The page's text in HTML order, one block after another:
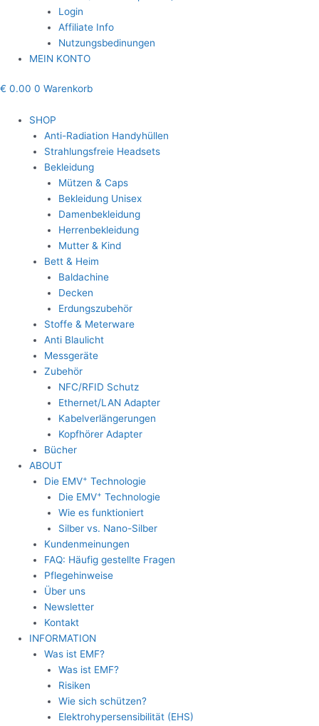
Login
Affiliate Info
Nutzungsbedinungen
MEIN KONTO
€ 0.00 0 Warenkorb
SHOP
Anti-Radiation Handyhüllen
Strahlungsfreie Headsets
Bekleidung
Mützen & Caps
Bekleidung Unisex
Damenbekleidung
Herrenbekleidung
Mutter & Kind
Bett & Heim
Baldachine
Decken
Erdungszubehör
Stoffe & Meterware
Anti Blaulicht
Messgeräte
Zubehör
NFC/RFID Schutz
Ethernet/LAN Adapter
Kabelverlängerungen
Kopfhörer Adapter
Bücher
ABOUT
Die EMV+ Technologie
Die EMV+ Technologie
Wie es funktioniert
Silber vs. Nano-Silber
Kundenmeinungen
FAQ: Häufig gestellte Fragen
Pflegehinweise
Über uns
Newsletter
Kontakt
INFORMATION
Was ist EMF?
Was ist EMF?
Risiken
Wie sich schützen?
Elektrohypersensibilität (EHS)